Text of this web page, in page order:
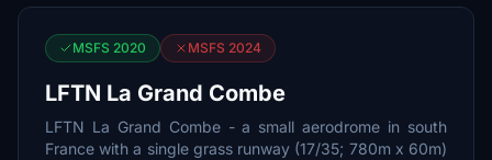
MSFS 2020 MSFS 2024
LFTN La Grand Combe
LFTN La Grand Combe - a small aerodrome in south
France with a single grass runway (17/35; 780m x 60m)